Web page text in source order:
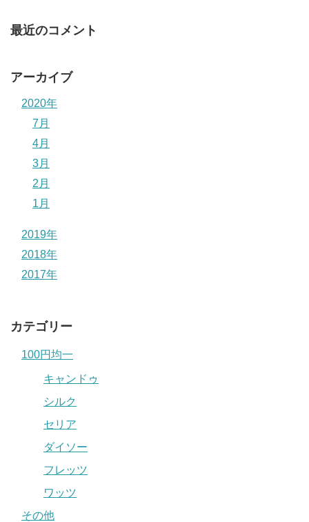
最近のコメント
アーカイブ
2020年
7月
4月
3月
2月
1月
2019年
2018年
2017年
カテゴリー
100円均一
キャンドゥ
シルク
セリア
ダイソー
フレッツ
ワッツ
その他